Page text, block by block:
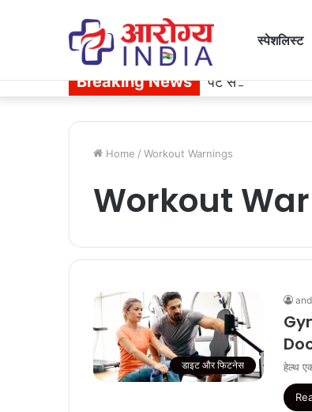
स्पेशलिस्ट
Breaking News पेट से जुड़ी समस्या
Home / Workout Warnings
Workout
डाइट और फिटनेस हेल्थ